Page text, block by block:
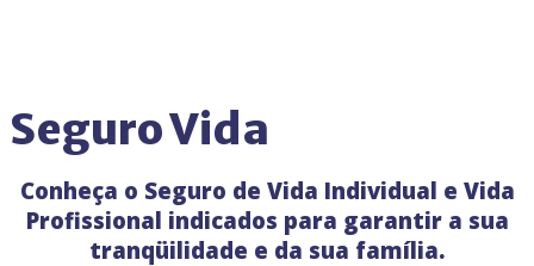
Seguro Vida
Conheça o Seguro de Vida Individual e Vida
Profissional indicados para garantir a sua
tranqüilidade e da sua família.